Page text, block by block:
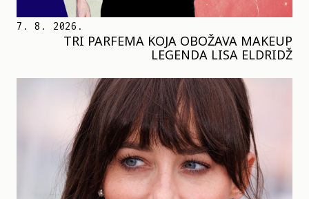
7. 8. 2026.
TRI PARFEMA KOJA OBOŽAVA MAKEUP
LEGENDA LISA ELDRIDŽ